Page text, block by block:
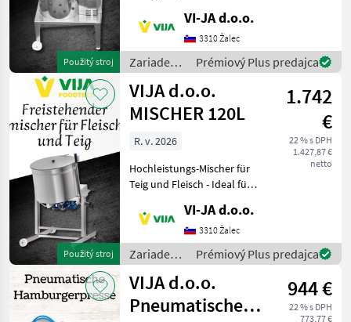
Použitý stroj
Geflügelrupfmaschine aus
rostfreiem Material spart
wertvolle Zeit beim Rupfen
großer Mengen Geflügel.
Mit e
VI-JA d.o.o.
3310 Žalec
Zariadenia
potravinárskeho
priemyslu
/ VIJA
d.o.o.
Prémiový Plus predajca
Použitý stroj
VIJA d.o.o.
MISCHER 120L
1.742
€
22 % s DPH
1.427,87 €
netto
R. v. 2026
Hochleistungs-Mischer für
Teig und Fleisch - Ideal für
unsere hochwertigen frei
stehenden Mischer, perfekt
geeignet für die profession
VI-JA d.o.o.
3310 Žalec
Zariadenia
potravinárskeho
priemyslu
/ VIJA
d.o.o.
Prémiový Plus predajca
VIJA d.o.o.
Pneumatische
944 €
22 % s DPH
773,77 €